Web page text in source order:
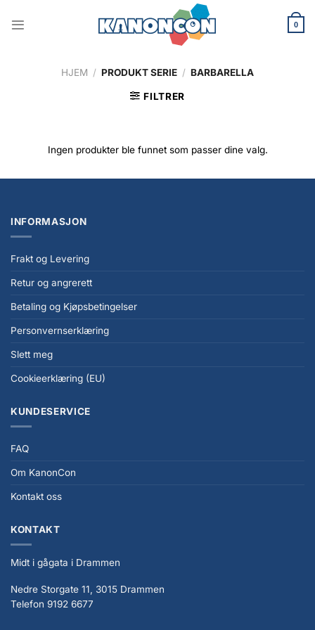
0
HJEM / PRODUKT SERIE / BARBARELLA
FILTRER
Ingen produkter ble funnet som passer dine valg.
INFORMASJON
Frakt og Levering
Retur og angrerett
Betaling og Kjøpsbetingelser
Personvernserklæring
Slett meg
Cookieerklæring (EU)
KUNDESERVICE
FAQ
Om KanonCon
Kontakt oss
KONTAKT
Midt i gågata i Drammen
Nedre Storgate 11, 3015 Drammen
Telefon 9192 6677